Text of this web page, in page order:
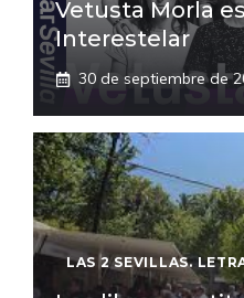
Vetusta Morla
Interestelar
30 de septiembre de
LAS 2 SEVILLAS.